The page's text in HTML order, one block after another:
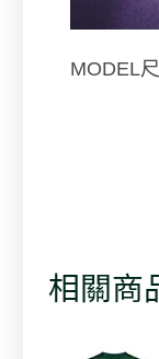
MODEL
相關商